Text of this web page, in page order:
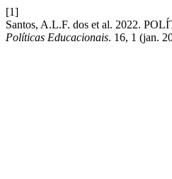
[1]
Santos, A.L.F. dos et al. 2022.
Políticas Educacionais. 16, 1 (jan.